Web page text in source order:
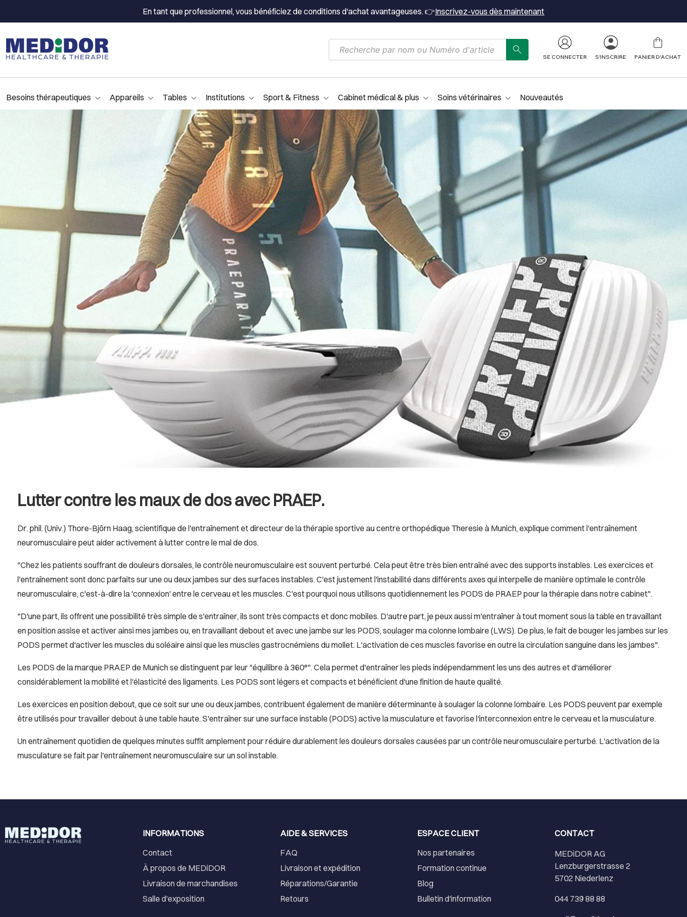
En tant que professionnel, vous bénéficiez de conditions d'achat avantageuses. 👉Inscrivez-vous dès maintenant
SE CONNECTER S'INSCRIRE PANIER D'ACHAT
Besoins thérapeutiques Appareils Tables Institutions Sport & Fitness Cabinet médical & plus Soins vétérinaires Nouveautés
Lutter contre les maux de dos avec PRAEP.
Dr. phil. (Univ.) Thore-Björn Haag, scientifique de l'entraînement et directeur de la thérapie sportive au centre orthopédique Theresie à Munich, explique comment l'entraînement
neuromusculaire peut aider activement à lutter contre le mal de dos.
"Chez les patients souffrant de douleurs dorsales, le contrôle neuromusculaire est souvent perturbé. Cela peut être très bien entraîné avec des supports instables. Les exercices et
l'entraînement sont donc parfaits sur une ou deux jambes sur des surfaces instables. C'est justement l'instabilité dans différents axes qui interpelle de manière optimale le contrôle
neuromusculaire, c'est-à-dire la 'connexion' entre le cerveau et les muscles. C'est pourquoi nous utilisons quotidiennement les PODS de PRAEP pour la thérapie dans notre cabinet".
"D'une part, ils offrent une possibilité très simple de s'entraîner, ils sont très compacts et donc mobiles. D'autre part, je peux aussi m'entraîner à tout moment sous la table en travaillant
en position assise et activer ainsi mes jambes ou, en travaillant debout et avec une jambe sur les PODS, soulager ma colonne lombaire (LWS). De plus, le fait de bouger les jambes sur les
PODS permet d'activer les muscles du soléaire ainsi que les muscles gastrocnémiens du mollet. L'activation de ces muscles favorise en outre la circulation sanguine dans les jambes".
Les PODS de la marque PRAEP de Munich se distinguent par leur "équilibre à 360°". Cela permet d'entraîner les pieds indépendamment les uns des autres et d'améliorer
considérablement la mobilité et l'élasticité des ligaments. Les PODS sont légers et compacts et bénéficient d'une finition de haute qualité.
Les exercices en position debout, que ce soit sur une ou deux jambes, contribuent également de manière déterminante à soulager la colonne lombaire. Les PODS peuvent par exemple
être utilisés pour travailler debout à une table haute. S'entraîner sur une surface instable (PODS) active la musculature et favorise l'interconnexion entre le cerveau et la musculature.
Un entraînement quotidien de quelques minutes suffit amplement pour réduire durablement les douleurs dorsales causées par un contrôle neuromusculaire perturbé. L'activation de la
musculature se fait par l'entraînement neuromusculaire sur un sol instable.
INFORMATIONS
Contact
À propos de MEDiDOR
Livraison de marchandises
Salle d'exposition
AIDE & SERVICES
FAQ
Livraison et expédition
Réparations/Garantie
Retours
ESPACE CLIENT
Nos partenaires
Formation continue
Blog
Bulletin d'information
CONTACT
MEDiDOR AG
Lenzburgerstrasse 2
5702 Niederlenz
044 739 88 88